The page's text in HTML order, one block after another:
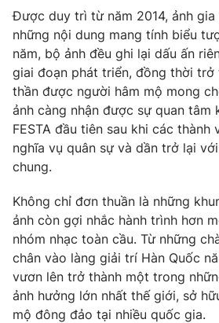
Phim VTV
Hậu trường
Nhân vật
Khán giả
Giải sao mai
Giải trí
Điện ảnh
Âm nhạc
Sao
Đời sống
Du lịch
Làm đẹp
Chất lượng cuộc sống
Giáo dục
Tuyển sinh
Học trực tuyến
Công nghệ
Sản phẩm
Thị trường
Tư vấn
Giao lưu trực tuyến
Lịch phát sóng
Chuyên mục khác
Được duy trì từ năm 2014, ảnh
những nội dung mang tính biểu
năm, bộ ảnh đều ghi lại dấu ấn
giai đoạn phát triển, đồng thời trở
thần được người hâm mộ mong
ảnh càng nhận được sự quan tâm
FESTA đầu tiên sau khi các thành
nghĩa vụ quân sự và dần trở lại
chung.
Không chỉ đơn thuần là những
ảnh còn gợi nhắc hành trình hơn
nhóm nhạc toàn cầu. Từ những
chân vào làng giải trí Hàn Quốc
vươn lên trở thành một trong
ảnh hưởng lớn nhất thế giới, sở
mộ đông đảo tại nhiều quốc gia.